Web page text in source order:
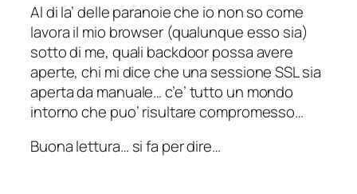
Al di la’ delle paranoie che io non so come
lavora il mio browser (qualunque esso sia)
sotto di me, quali backdoor possa avere
aperte, chi mi dice che una sessione SSL sia
aperta da manuale… c’e’ tutto un mondo
intorno che puo’ risultare compromesso…
Buona lettura… si fa per dire…